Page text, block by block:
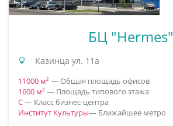
БЦ "Hermes"
Казинца ул. 11а
11000 м² — Общая площадь офисов
1600 м² — Площадь типового этажа
C— Класс бизнес-центра
Институт Культуры— Ближайшее метро